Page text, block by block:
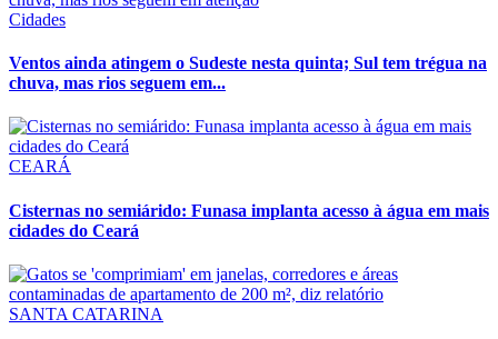
Cidades
Ventos ainda atingem o Sudeste nesta quinta; Sul tem trégua na
chuva, mas rios seguem em...
CEARÁ
Cisternas no semiárido: Funasa implanta acesso à água em mais
cidades do Ceará
SANTA CATARINA